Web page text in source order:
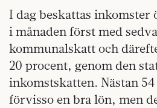
I dag beskattas inkomster
i månaden först med
kommunalskatt och
20 procent, genom den
inkomstskatten. Nästan
förvisso en bra lön, men